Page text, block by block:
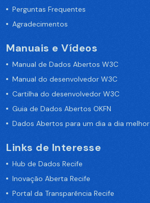
Perguntas Frequentes
Agradecimentos
Manuais e Vídeos
Manual de Dados Abertos W3C
Manual do desenvolvedor W3C
Cartilha do desenvolvedor W3C
Guia de Dados Abertos OKFN
Dados Abertos para um dia a dia melhor
Links de Interesse
Hub de Dados Recife
Inovação Aberta Recife
Portal da Transparência Recife